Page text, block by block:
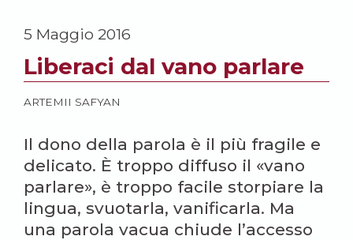
5 Maggio 2016
Liberaci dal vano parlare
ARTEMII SAFYAN
Il dono della parola è il più fragile e
delicato. È troppo diffuso il «vano
parlare», è troppo facile storpiare la
lingua, svuotarla, vanificarla. Ma
una parola vacua chiude l’accesso